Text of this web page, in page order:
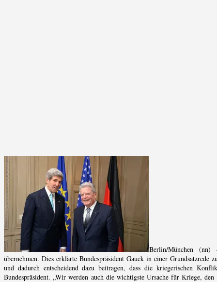
Berlin/München
übernehmen. Dies erklärte Bundespräsident Gauck in einer
und dadurch entscheidend dazu beitragen, dass die kriegerischen
Bundespräsident. „Wir werden auch die wichtigste Ursache für Kriege,